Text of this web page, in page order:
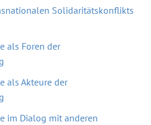
Solidaritätskonflikts
als Foren der
als Akteure der
im Dialog mit anderen